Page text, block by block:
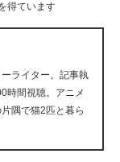
得ています
ライター。記事執
時間視聴。アニメ
隅で猫2匹と暮ら